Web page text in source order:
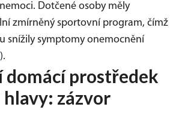
Dotčené osoby měly
zmírněný sportovní program, čímž
snížily symptomy onemocnění
).
domácí prostředek
zázvor